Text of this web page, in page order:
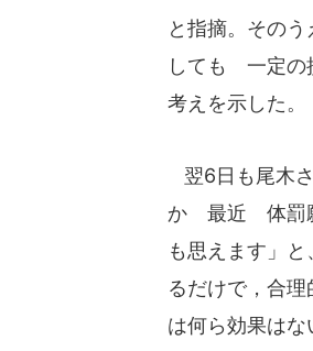
と指摘。その
しても 一定の
考えを示した。
翌6日も尾木
か 最近 体罰願
も思えます」
るだけで，合
は何ら効果はな